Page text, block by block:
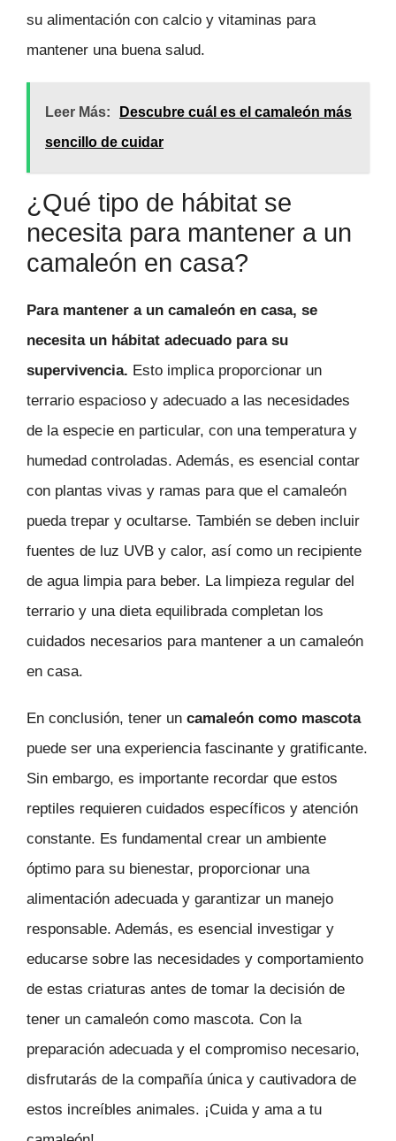
su alimentación con calcio y vitaminas para
mantener una buena salud.
Leer Más:
Descubre cuál es el camaleón más
sencillo de cuidar
¿Qué tipo de hábitat se
necesita para mantener a un
camaleón en casa?
Para mantener a un camaleón en casa, se
necesita un hábitat adecuado para su
supervivencia. Esto implica proporcionar un
terrario espacioso y adecuado a las necesidades
de la especie en particular, con una temperatura y
humedad controladas. Además, es esencial contar
con plantas vivas y ramas para que el camaleón
pueda trepar y ocultarse. También se deben incluir
fuentes de luz UVB y calor, así como un recipiente
de agua limpia para beber. La limpieza regular del
terrario y una dieta equilibrada completan los
cuidados necesarios para mantener a un camaleón
en casa.
En conclusión, tener un camaleón como mascota
puede ser una experiencia fascinante y gratificante.
Sin embargo, es importante recordar que estos
reptiles requieren cuidados específicos y atención
constante. Es fundamental crear un ambiente
óptimo para su bienestar, proporcionar una
alimentación adecuada y garantizar un manejo
responsable. Además, es esencial investigar y
educarse sobre las necesidades y comportamiento
de estas criaturas antes de tomar la decisión de
tener un camaleón como mascota. Con la
preparación adecuada y el compromiso necesario,
disfrutarás de la compañía única y cautivadora de
estos increíbles animales. ¡Cuida y ama a tu